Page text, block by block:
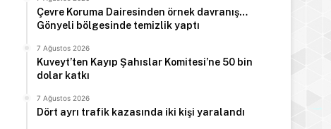
Çevre Koruma Dairesinden örnek davranış…
Gönyeli bölgesinde temizlik yaptı
7 Ağustos 2026
Kuveyt’ten Kayıp Şahıslar Komitesi’ne 50 bin
dolar katkı
7 Ağustos 2026
Dört ayrı trafik kazasında iki kişi yaralandı